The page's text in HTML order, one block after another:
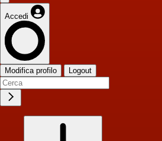
Accedi
Modifica profilo Logout